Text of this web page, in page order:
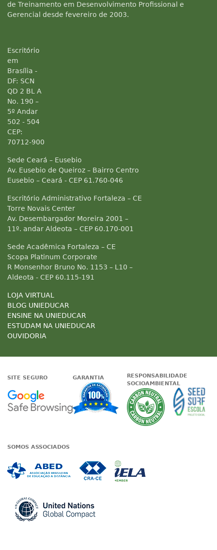
de Treinamento em Desenvolvimento Profissional e
Gerencial desde fevereiro de 2003.
Escritório
em
Brasília -
DF: SCN
QD 2 BL A
No. 190 –
5º Andar
502 - 504
CEP:
70712-900
Sede Ceará – Eusebio
Av. Eusebio de Queiroz – Bairro Centro
Eusebio – Ceará - CEP 61.760-046
Escritório Administrativo Fortaleza – CE
Torre Novais Center
Av. Desembargador Moreira 2001 –
11º. andar Aldeota – CEP 60.170-001
Sede Acadêmica Fortaleza – CE
Scopa Platinum Corporate
R Monsenhor Bruno No. 1153 – L10 –
Aldeota - CEP 60.115-191
LOJA VIRTUAL
BLOG UNIEDUCAR
ENSINE NA UNIEDUCAR
ESTUDAM NA UNIEDUCAR
OUVIDORIA
SITE SEGURO
Google - Status do site no
GARANTIA
Garantia de
RESPONSABILIDADE
SOCIOAMBIENTAL
A
SOMOS ASSOCIADOS